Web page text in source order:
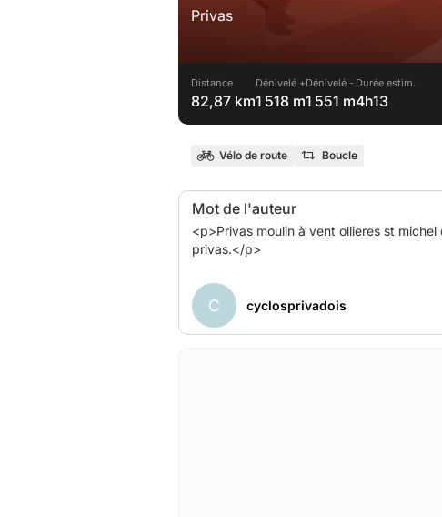
Privas
Distance
82,87 km
Dénivelé +
1 518 m
Dénivelé -
1 551 m
Durée estim.
4h13
Vélo de route Boucle
Mot de l'auteur
<p>Privas moulin à vent ollieres st
privas.</p>
C cyclosprivadois